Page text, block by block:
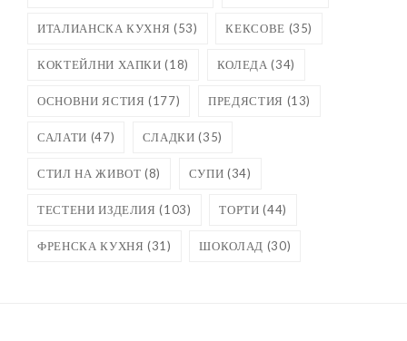
ИТАЛИАНСКА КУХНЯ (53) КЕКСОВЕ (35)
КОКТЕЙЛНИ ХАПКИ (18) КОЛЕДА (34)
ОСНОВНИ ЯСТИЯ (177) ПРЕДЯСТИЯ (13)
САЛАТИ (47) СЛАДКИ (35)
СТИЛ НА ЖИВОТ (8) СУПИ (34)
ТЕСТЕНИ ИЗДЕЛИЯ (103) ТОРТИ (44)
ФРЕНСКА КУХНЯ (31) ШОКОЛАД (30)